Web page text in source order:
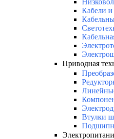
Кабели и
Приводная
Втулки